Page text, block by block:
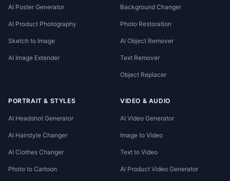
AI Poster Generator
AI Product Photography
Sketch to Image
AI Image Extender
Background Changer
Photo Restoration
AI Object Remover
Text Remover
Object Replacer
PORTRAIT & STYLES
AI Headshot Generator
AI Hairstyle Changer
AI Clothes Changer
Photo to Cartoon
VIDEO & AUDIO
AI Video Generator
Image to Video
Text to Video
AI Product Video Generator